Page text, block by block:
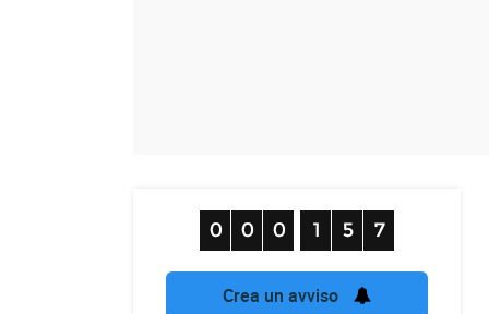
Crea un avviso